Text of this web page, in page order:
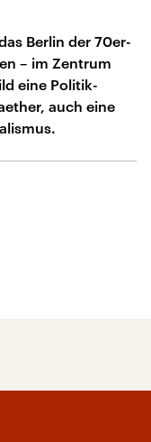
Berlin der 70er-
– im Zentrum
eine Politik-
auch eine